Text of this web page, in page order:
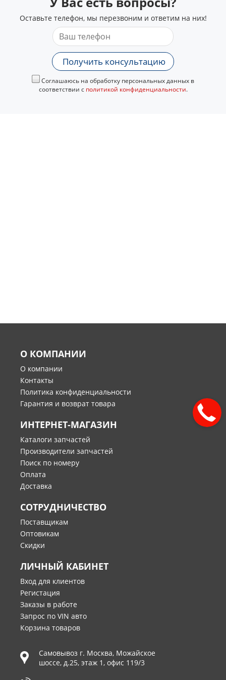
Оставьте телефон, мы перезвоним и ответим на них!
Получить консультацию
Соглашаюсь на обработку персональных данных в
соответствии с политикой конфиденциальности.
О КОМПАНИИ
О компании
Контакты
Политика конфиденциальности
Гарантия и возврат товара
ИНТЕРНЕТ-МАГАЗИН
Каталоги запчастей
Производители запчастей
Поиск по номеру
Оплата
Доставка
СОТРУДНИЧЕСТВО
Поставщикам
Оптовикам
Скидки
ЛИЧНЫЙ КАБИНЕТ
Вход для клиентов
Регистация
Заказы в работе
Запрос по VIN авто
Корзина товаров
Самовывоз г. Москва, Можайское
шоссе, д.25, этаж 1, офис 119/3